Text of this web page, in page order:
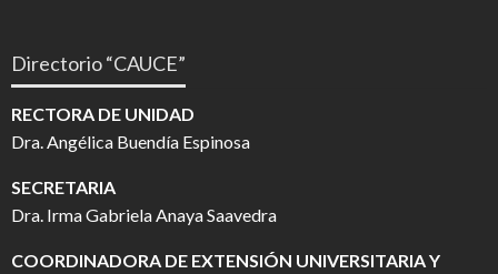
Directorio “CAUCE”
RECTORA DE UNIDAD
Dra. Angélica Buendía Espinosa
SECRETARIA
Dra. Irma Gabriela Anaya Saavedra
COORDINADORA DE EXTENSIÓN UNIVERSITARIA Y